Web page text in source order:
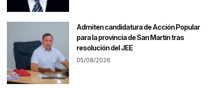
Admiten candidatura de Acción Popular
para la provincia de San Martín tras
resolución del JEE
05/08/2026